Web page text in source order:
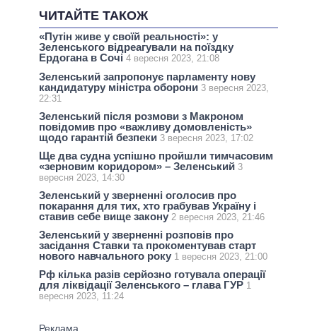
ЧИТАЙТЕ ТАКОЖ
«Путін живе у своїй реальності»: у
Зеленського відреагували на поїздку
Ердогана в Сочі 4 вересня 2023, 21:08
Зеленський запропонує парламенту нову
кандидатуру міністра оборони 3 вересня 2023,
22:31
Зеленський після розмови з Макроном
повідомив про «важливу домовленість»
щодо гарантій безпеки 3 вересня 2023, 17:02
Ще два судна успішно пройшли тимчасовим
«зерновим коридором» – Зеленський 3
вересня 2023, 14:30
Зеленський у зверненні оголосив про
покарання для тих, хто грабував Україну і
ставив себе вище закону 2 вересня 2023, 21:46
Зеленський у зверненні розповів про
засідання Ставки та прокоментував старт
нового навчального року 1 вересня 2023, 21:00
Рф кілька разів серйозно готувала операції
для ліквідації Зеленського – глава ГУР 1
вересня 2023, 11:24